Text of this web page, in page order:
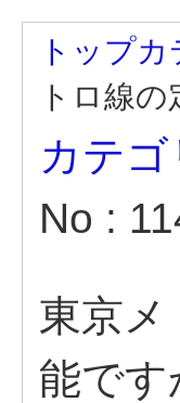
トップ
トロ線
カテ
No :
東京
能です